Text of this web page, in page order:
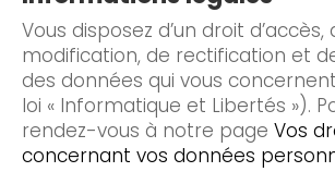
Vous disposez d’un droit d’accès,
modification, de rectification et
des données qui vous
loi « Informatique et Libertés »).
rendez-vous à notre page Vos
concernant vos données